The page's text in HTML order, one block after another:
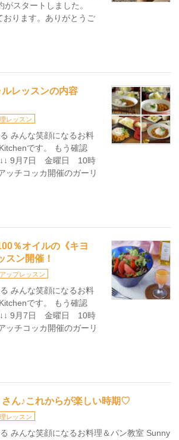
スタートしました。
おります。ありがとうご
レッスンの内容
レッスン
みんな笑顔になるお料
です。 もう確認
9月7日 金曜日 10時
チコッカ開催のガーリ
％オイルの《キヨ
スン開催！
ップレッスン
みんな笑顔になるお料
です。 もう確認
9月7日 金曜日 10時
チコッカ開催のガーリ
ん♪これからが楽しい時期♡
レッスン
みんな笑顔になるお料理＆パン教室 Sunny